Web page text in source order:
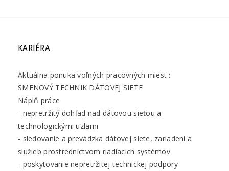
KARIÉRA
Aktuálna ponuka voľných pracovných miest :
SMENOVÝ TECHNIK DÁTOVEJ SIETE
Náplň práce
- nepretržitý dohľad nad dátovou sieťou a
technologickými uzlami
- sledovanie a prevádzka dátovej siete, zariadení a
služieb prostredníctvom riadiacich systémov
- poskytovanie nepretržitej technickej podpory